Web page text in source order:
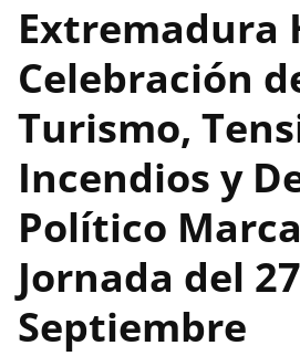
Extremadura
Celebración
Turismo,
Incendios y
Político
Jornada del
Septiembre